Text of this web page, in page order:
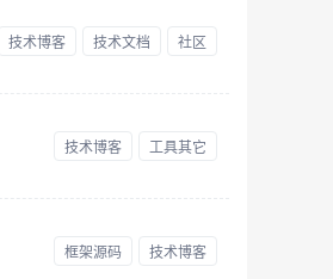
技术博客 技术文档 社区
技术博客 工具其它
框架源码 技术博客